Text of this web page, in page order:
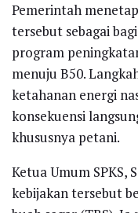
Pemerintah
tersebut sebagai
program
menuju B50.
ketahanan energi
konsekuensi
khususnya petani.
Ketua Umum SPKS,
kebijakan tersebut